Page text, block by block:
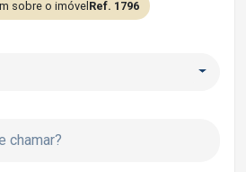
sobre o imóvelRef. 1796